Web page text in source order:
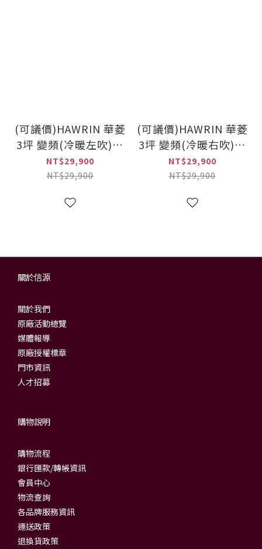
(可議價)HAWRIN 華菱
3坪 變頻(冷暖左吹)窗
型冷氣(HANL-
22KIGSH)
NT$29,900
NT$29,900
(可議價)HAWRIN 華菱
3坪 變頻(冷暖右吹)窗
型冷氣(HANR-
22KIGSH)
NT$29,900
NT$29,900
關於信源
關於我們
原廠活動總覽
媒體報導
原廠授權標章
門市資訊
人才招募
購物說明
購物流程
銀行匯款/轉帳資訊
會員中心
物流查詢
各品牌服務資訊
運送政策
退換貨政策